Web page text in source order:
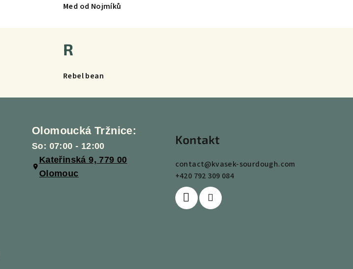
Med od Nojmíků
R
Rebel bean
Olomoucká Tržnice:
So: 07:00 - 12:00
Kateřinská 9, 779 00
Olomouc
Kontakt
contact@kvasek-sourdough.com
+420 792 309 084